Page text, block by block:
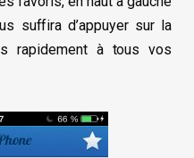
suffira d’appuyer sur la
rapidement à tous vos